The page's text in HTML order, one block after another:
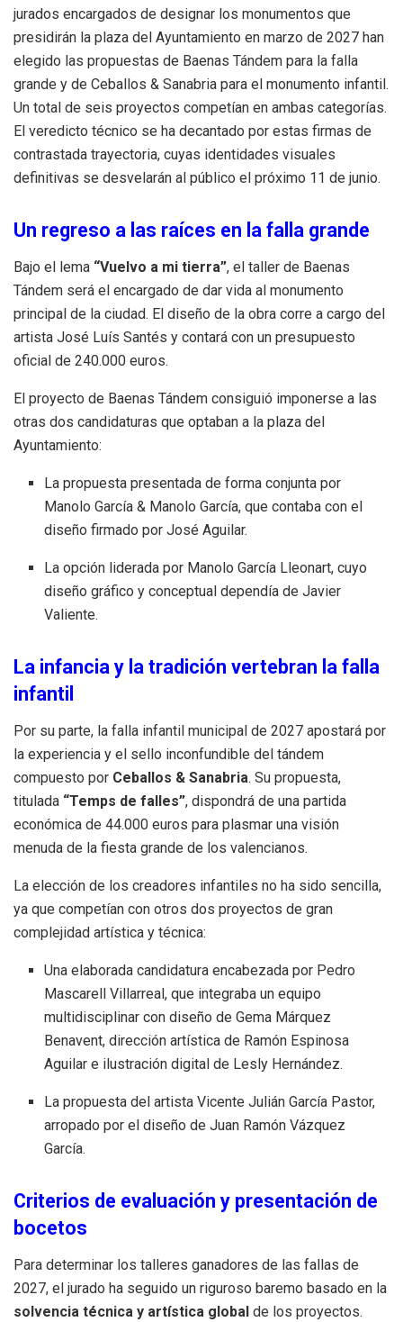
jurados encargados de designar los monumentos que
presidirán la plaza del Ayuntamiento en marzo de 2027 han
elegido las propuestas de Baenas Tándem para la falla
grande y de Ceballos & Sanabria para el monumento infantil.
Un total de seis proyectos competían en ambas categorías.
El veredicto técnico se ha decantado por estas firmas de
contrastada trayectoria, cuyas identidades visuales
definitivas se desvelarán al público el próximo 11 de junio.
Un regreso a las raíces en la falla grande
Bajo el lema “Vuelvo a mi tierra”, el taller de Baenas
Tándem será el encargado de dar vida al monumento
principal de la ciudad. El diseño de la obra corre a cargo del
artista José Luís Santés y contará con un presupuesto
oficial de 240.000 euros.
El proyecto de Baenas Tándem consiguió imponerse a las
otras dos candidaturas que optaban a la plaza del
Ayuntamiento:
La propuesta presentada de forma conjunta por
Manolo García & Manolo García, que contaba con el
diseño firmado por José Aguilar.
La opción liderada por Manolo García Lleonart, cuyo
diseño gráfico y conceptual dependía de Javier
Valiente.
La infancia y la tradición vertebran la falla
infantil
Por su parte, la falla infantil municipal de 2027 apostará por
la experiencia y el sello inconfundible del tándem
compuesto por Ceballos & Sanabria. Su propuesta,
titulada “Temps de falles”, dispondrá de una partida
económica de 44.000 euros para plasmar una visión
menuda de la fiesta grande de los valencianos.
La elección de los creadores infantiles no ha sido sencilla,
ya que competían con otros dos proyectos de gran
complejidad artística y técnica:
Una elaborada candidatura encabezada por Pedro
Mascarell Villarreal, que integraba un equipo
multidisciplinar con diseño de Gema Márquez
Benavent, dirección artística de Ramón Espinosa
Aguilar e ilustración digital de Lesly Hernández.
La propuesta del artista Vicente Julián García Pastor,
arropado por el diseño de Juan Ramón Vázquez
García.
Criterios de evaluación y presentación de
bocetos
Para determinar los talleres ganadores de las fallas de
2027, el jurado ha seguido un riguroso baremo basado en la
solvencia técnica y artística global de los proyectos.